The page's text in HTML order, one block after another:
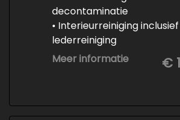
decontaminatie
• Interieurreiniging
lederreiniging
• 3-staps lakcorrectie
• Keramische Coating
Meer informatie €